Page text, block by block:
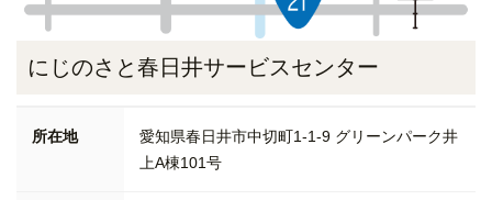
にじのさと春日井サービスセンター
所在地
愛知県春日井市中切町1-1-9 グリーンパーク井
上A棟101号